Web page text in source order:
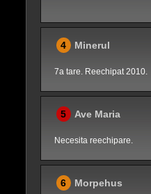
4 Minerul
7a tare. Reechipat 2010.
5 Ave Maria
Necesita reechipare.
6 Morpehus